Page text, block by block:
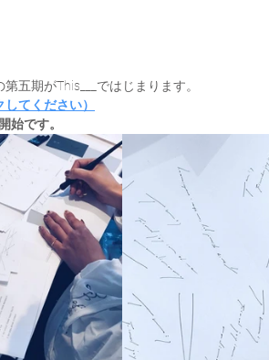
五期がThis___ではじまります。
てください）
始です。